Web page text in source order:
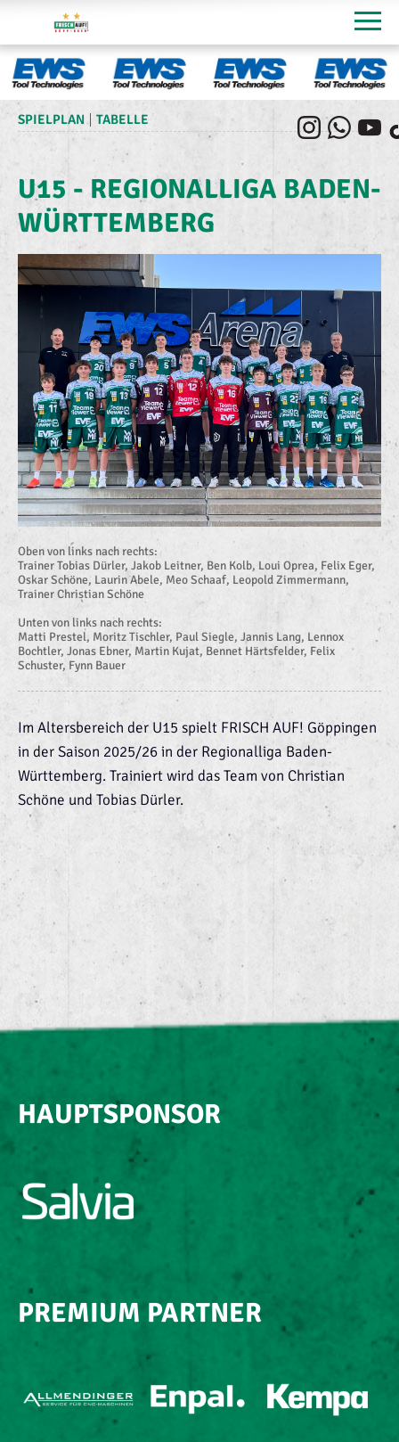
SPIELPLAN TABELLE
U15 - REGIONALLIGA BADEN-
WÜRTTEMBERG
Oben von links nach rechts:
Trainer Tobias Dürler, Jakob Leitner, Ben Kolb, Loui Oprea, Felix Eger,
Oskar Schöne, Laurin Abele, Meo Schaaf, Leopold Zimmermann,
Trainer Christian Schöne
Unten von links nach rechts:
Matti Prestel, Moritz Tischler, Paul Siegle, Jannis Lang, Lennox
Bochtler, Jonas Ebner, Martin Kujat, Bennet Härtsfelder, Felix
Schuster, Fynn Bauer
Im Altersbereich der U15 spielt FRISCH AUF! Göppingen
in der Saison 2025/26 in der Regionalliga Baden-
Württemberg. Trainiert wird das Team von Christian
Schöne und Tobias Dürler.
HAUPTSPONSOR
PREMIUM PARTNER